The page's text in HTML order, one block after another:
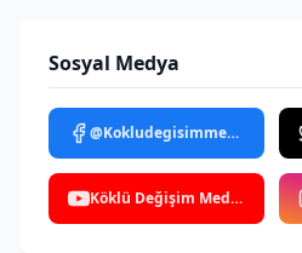
Sosyal Medya
@Kokludegisimmedya
Köklü Değişim Medya